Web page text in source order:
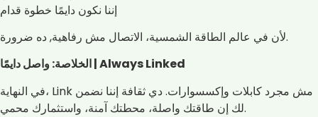
إننا نكون دايمًا خطوة قدام
لأن في عالم الطاقة الشمسية، الاتصال مش رفاهية, ده ضرورة.
الخلاصة: واصل دايمًا | Always Linked
في النهاية، Link مش مجرد كابلات وإكسسوارات. دي ثقافة إننا نضمن
لك إن طاقتك واصلة، محطتك آمنة، واستثمارك محمي.